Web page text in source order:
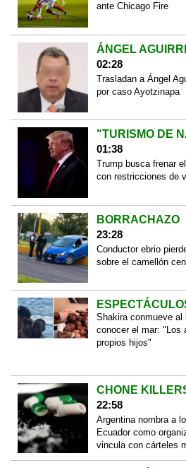
ante Chicago Fire
ÁNGEL
02:28
Trasladan a Ángel
por caso Ayotzinapa
"TURISMO DE
01:38
Trump busca frenar
con restricciones de
BORRACHAZO
23:28
Conductor ebrio
sobre el camellón
Shakira conmueve
conocer el mar: "Los
propios hijos"
CHONE
22:58
Argentina nombra a
Ecuador como
vincula con cárteles